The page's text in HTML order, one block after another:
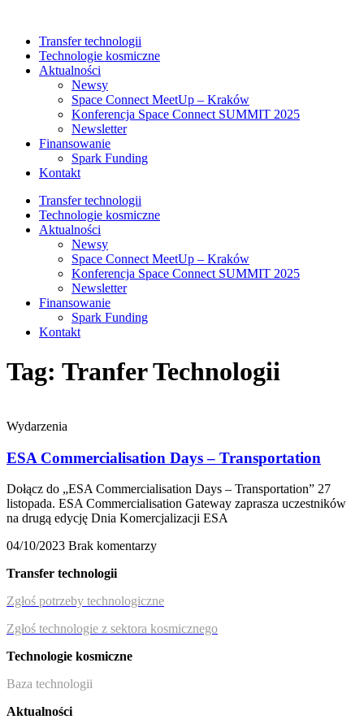
treści
Transfer technologii
Technologie kosmiczne
Aktualności
Newsy
Space Connect MeetUp – Kraków
Konferencja Space Connect SUMMIT 2025
Newsletter
Finansowanie
Spark Funding
Kontakt
Transfer technologii
Technologie kosmiczne
Aktualności
Newsy
Space Connect MeetUp – Kraków
Konferencja Space Connect SUMMIT 2025
Newsletter
Finansowanie
Spark Funding
Kontakt
Tag: Tranfer Technologii
Wydarzenia
ESA Commercialisation Days – Transportation
Dołącz do „ESA Commercialisation Days – Transportation” 27
listopada. ESA Commercialisation Gateway zaprasza uczestników
na drugą edycję Dnia Komercjalizacji ESA
04/10/2023 Brak komentarzy
Transfer technologii
Zgłoś potrzeby technologiczne
Zgłoś technologie z sektora kosmicznego
Technologie kosmiczne
Baza technologii
Aktualności